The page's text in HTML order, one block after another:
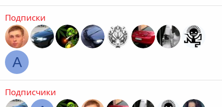
Подписки
A
Подписчики